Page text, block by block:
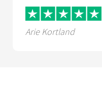
Arie Kortland